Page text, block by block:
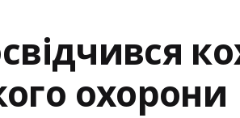
охорони